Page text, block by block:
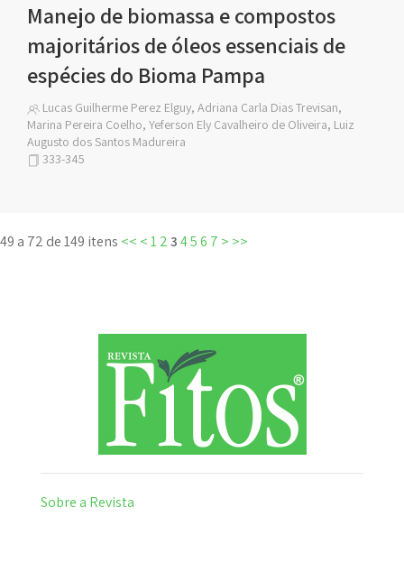
Manejo de biomassa e compostos
majoritários de óleos essenciais de
espécies do Bioma Pampa
Lucas Guilherme Perez Elguy, Adriana Carla Dias Trevisan,
Marina Pereira Coelho, Yeferson Ely Cavalheiro de Oliveira, Luiz
Augusto dos Santos Madureira
333-345
49 a 72 de 149 itens << <123456 7 > >>
Sobre a Revista